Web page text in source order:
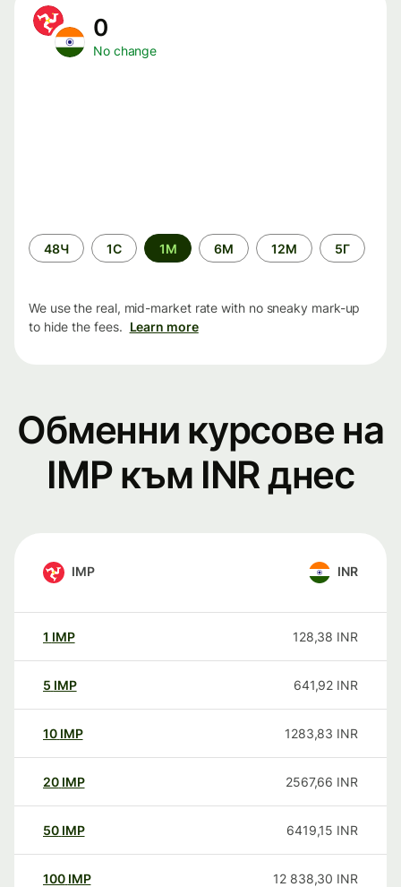
0
No change
Time
period
48Ч 1С 1М 6М 12М 5Г
We use the real, mid-market rate with no sneaky mark-up
to hide the fees. Learn more
Обменни курсове на
IMP към INR днес
IMP INR
1 IMP 128,38 INR
5 IMP 641,92 INR
10 IMP 1283,83 INR
20 IMP 2567,66 INR
50 IMP 6419,15 INR
100 IMP 12 838,30 INR